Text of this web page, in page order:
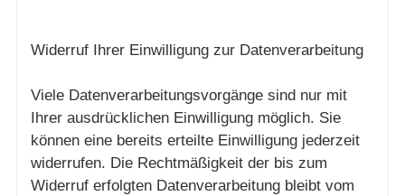
Widerruf Ihrer Einwilligung zur Datenverarbeitung
Viele Datenverarbeitungsvorgänge sind nur mit
Ihrer ausdrücklichen Einwilligung möglich. Sie
können eine bereits erteilte Einwilligung jederzeit
widerrufen. Die Rechtmäßigkeit der bis zum
Widerruf erfolgten Datenverarbeitung bleibt vom